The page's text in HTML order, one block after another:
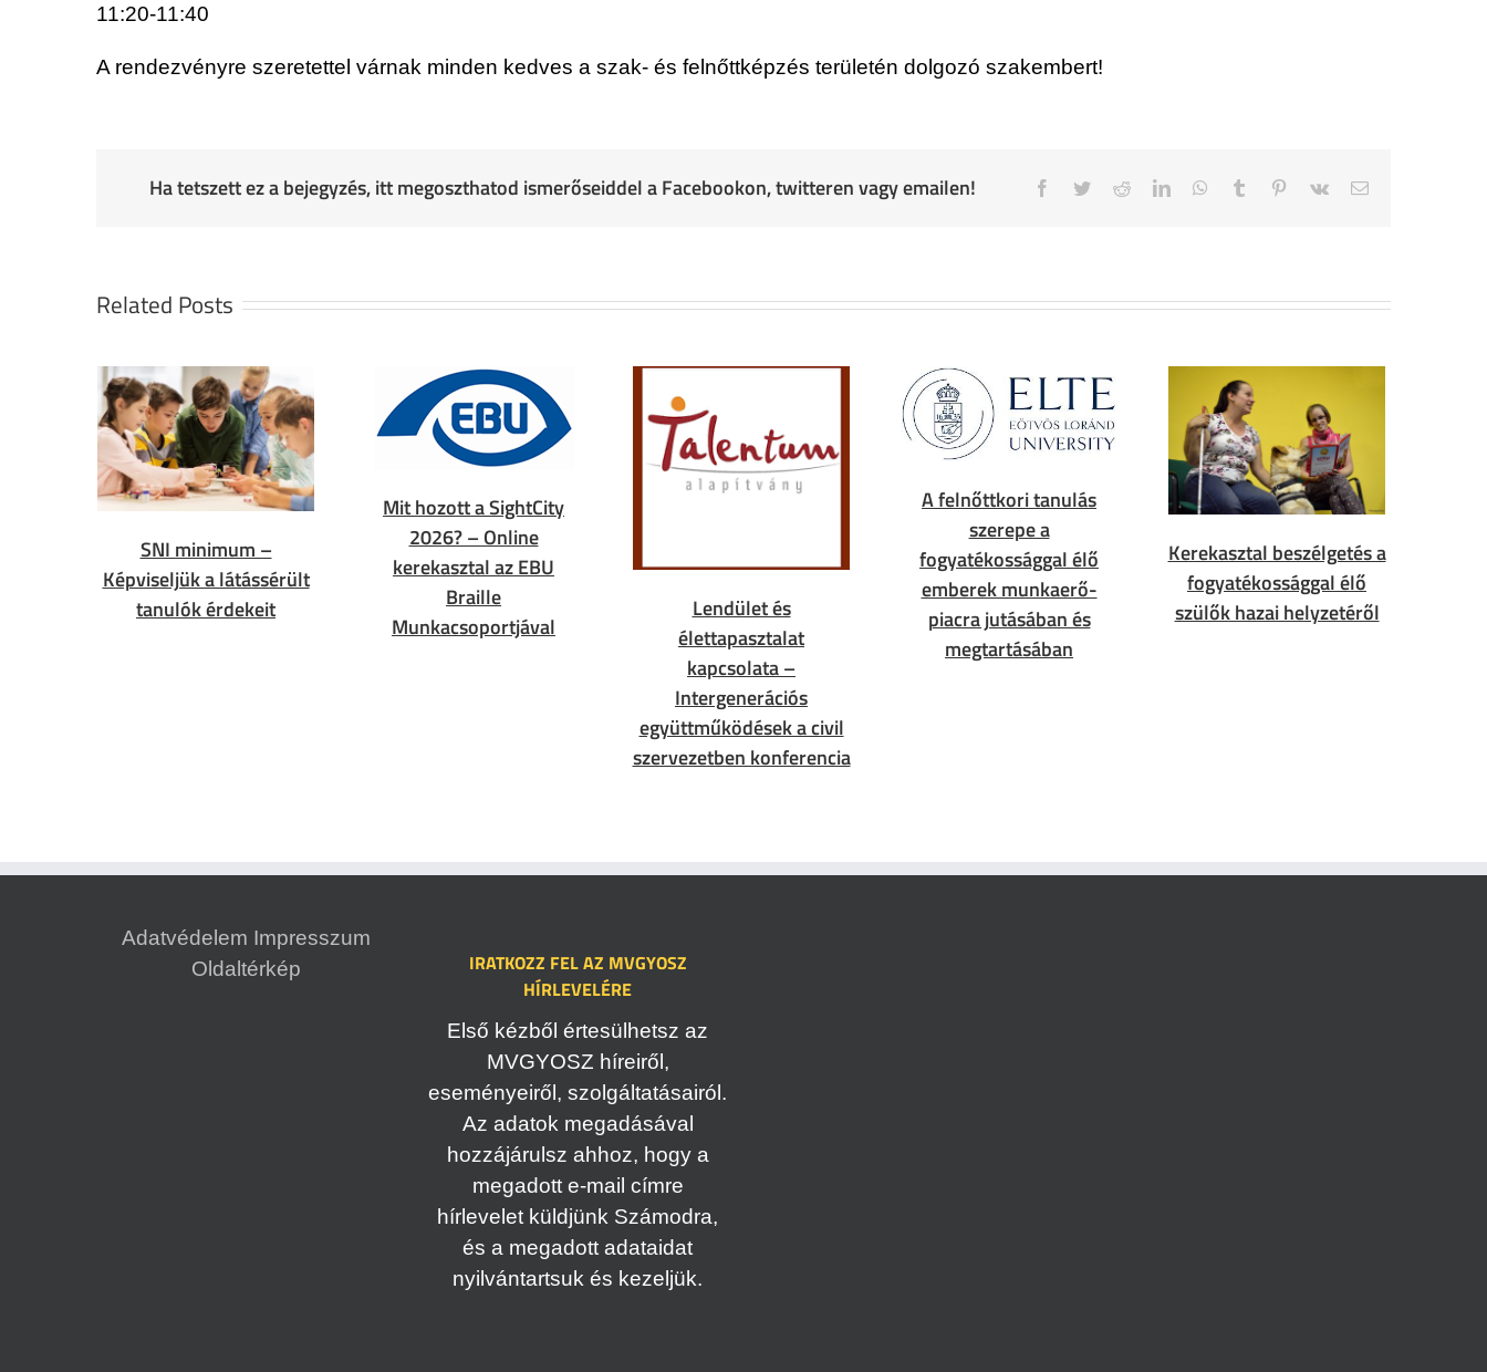
11:20-11:40
A rendezvényre szeretettel várnak minden kedves a szak- és felnőttképzés területén dolgozó szakembert!
Ha tetszett ez a bejegyzés, itt megoszthatod ismerőseiddel a Facebookon, twitteren vagy emailen! Facebook
TwitterRedditLinkedInWhatsApp
Tumblr Pinterest
Vk Email
Related Posts
SNI minimum –
Képviseljük a látássérült
tanulók érdekeit
Mit hozott a SightCity
2026? – Online
kerekasztal az EBU
Braille
Munkacsoportjával
Lendület és
élettapasztalat
kapcsolata –
Intergenerációs
együttműködések a civil
szervezetben konferencia
A felnőttkori tanulás
szerepe a
fogyatékossággal élő
emberek munkaerő-
piacra jutásában és
megtartásában
Kerekasztal beszélgetés a
fogyatékossággal élő
szülők hazai helyzetéről
Adatvédelem Impresszum
Oldaltérkép
IRATKOZZ FEL AZ MVGYOSZ
HÍRLEVELÉRE
Első kézből értesülhetsz az
MVGYOSZ híreiről,
eseményeiről, szolgáltatásairól.
Az adatok megadásával
hozzájárulsz ahhoz, hogy a
megadott e-mail címre
hírlevelet küldjünk Számodra,
és a megadott adataidat
nyilvántartsuk és kezeljük.